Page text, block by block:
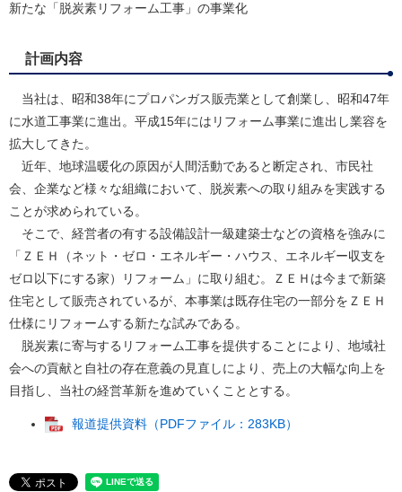
新たな「脱炭素リフォーム工事」の事業化
計画内容
当社は、昭和38年にプロパンガス販売業として創業し、昭和47年
に水道工事業に進出。平成15年にはリフォーム事業に進出し業容を
拡大してきた。
近年、地球温暖化の原因が人間活動であると断定され、市民社
会、企業など様々な組織において、脱炭素への取り組みを実践する
ことが求められている。
そこで、経営者の有する設備設計一級建築士などの資格を強みに
「ＺＥＨ（ネット・ゼロ・エネルギー・ハウス、エネルギー収支を
ゼロ以下にする家）リフォーム」に取り組む。ＺＥＨは今まで新築
住宅として販売されているが、本事業は既存住宅の一部分をＺＥＨ
仕様にリフォームする新たな試みである。
脱炭素に寄与するリフォーム工事を提供することにより、地域社
会への貢献と自社の存在意義の見直しにより、売上の大幅な向上を
目指し、当社の経営革新を進めていくこととする。
報道提供資料（PDFファイル：283KB）